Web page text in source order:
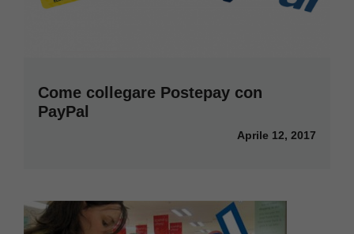
Come collegare Postepay con
PayPal
Aprile 12, 2017